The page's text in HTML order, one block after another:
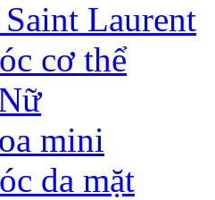
Laurent
cơ thể
mini
da mặt